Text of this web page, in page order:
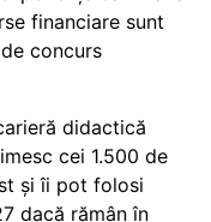
financiare sunt
concurs
didactică
cei 1.500 de
și îi pot folosi
dacă rămân în